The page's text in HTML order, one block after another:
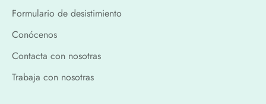
Formulario de desistimiento
Conócenos
Contacta con nosotras
Trabaja con nosotras